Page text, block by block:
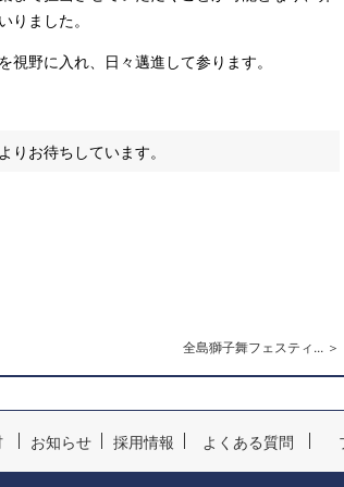
ました。
野に入れ、日々邁進して参ります。
よりお待ちしています。
全島獅子舞フェスティ... ＞
お知らせ 採用情報 よくある質問